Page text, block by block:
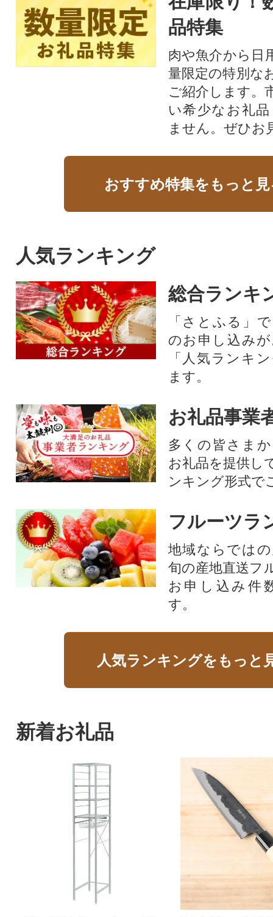
品特集
肉や魚介から日
量限定の特別な
ご紹介します。
い希少なお礼
ません。ぜひお
おすすめ特集をもっと
人気ランキング
総合ランキ
「さとふる」
のお申し込み
「人気ランキ
ます。
お礼品事業
多くの皆さま
お礼品を提供し
ンキング形式で
フルーツラ
地域ならでは
旬の産地直送フ
お申し込み件
す。
人気ランキングをもっと
新着お礼品